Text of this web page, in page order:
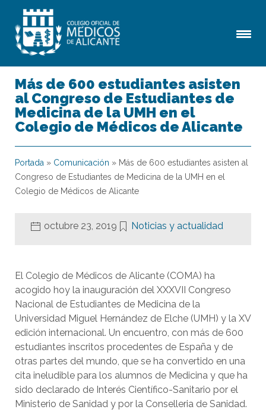
Más de 600 estudiantes asisten
al Congreso de Estudiantes de
Medicina de la UMH en el
Colegio de Médicos de Alicante
Portada » Comunicación » Más de 600 estudiantes asisten al
Congreso de Estudiantes de Medicina de la UMH en el
Colegio de Médicos de Alicante
octubre 23, 2019 Noticias y actualidad
El Colegio de Médicos de Alicante (COMA) ha
acogido hoy la inauguración del XXXVII Congreso
Nacional de Estudiantes de Medicina de la
Universidad Miguel Hernández de Elche (UMH) y la XV
edición internacional. Un encuentro, con más de 600
estudiantes inscritos procedentes de España y de
otras partes del mundo, que se ha convertido en una
cita ineludible para los alumnos de Medicina y que ha
sido declarado de Interés Científico-Sanitario por el
Ministerio de Sanidad y por la Conselleria de Sanidad.